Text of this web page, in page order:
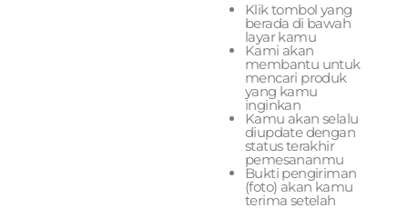
Klik tombol yang
berada di bawah
layar kamu
Kami akan
membantu untuk
mencari produk
yang kamu
inginkan
Kamu akan selalu
diupdate dengan
status terakhir
pemesananmu
Bukti pengiriman
(foto) akan kamu
terima setelah